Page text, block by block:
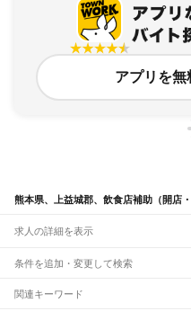
アプリを無
熊本県、上益城郡、飲食店補助（開店
求人の詳細を表示
条件を追加・変更して検索
市区町村を追加・変更
関連キーワード